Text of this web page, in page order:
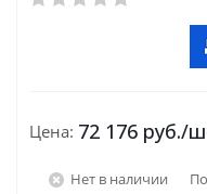
Цена: 72 176 руб./
Нет в наличии